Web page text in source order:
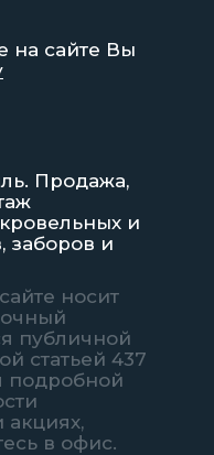
на сайте Вы
Продажа,
и
заборов и
носит
публичной
статьей 437
подробной
акциях,
в офис.